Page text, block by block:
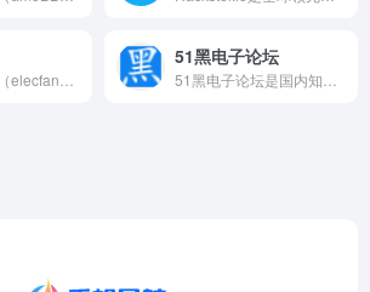
51黑电子论坛